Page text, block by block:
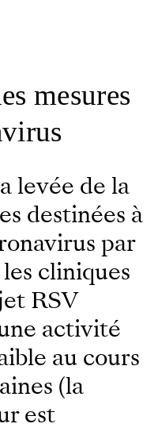
mesures
levée de la
destinées à
par
cliniques
RSV
activité
au cours
(la
est